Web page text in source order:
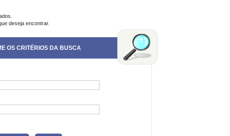
deseja encontrar.
OS CRITÉRIOS DA BUSCA